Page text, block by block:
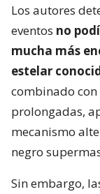
Los autores
eventos no
mucha más
estelar
combinado con
prolongadas,
mecanismo
negro
Sin embargo,